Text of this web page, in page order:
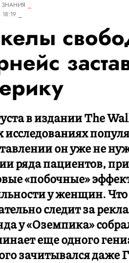
ЗНАНИЯ
в издании The
исследованиях
он уже не
ряда пациентов,
«побочные»
у женщин.
следит за
у «Оземпика»
еще одного
зачитывался даже